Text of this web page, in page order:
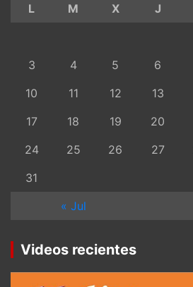
L
M X J
3
4 5 6
10
11 12 13
17
18 19 20
24
25 26 27
31
« Jul
Videos recientes